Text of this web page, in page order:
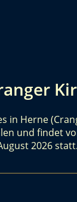
in Herne
und findet
2026